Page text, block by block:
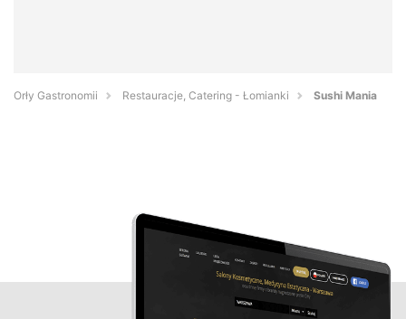
Orły Gastronomii Restauracje, Catering - Łomianki Sushi Mania